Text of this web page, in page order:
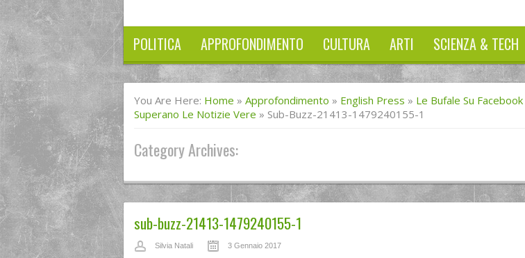
POLITICA APPROFONDIMENTO CULTURA ARTI SCIENZA & TECH
You Are Here: Home » Approfondimento » English Press » Le Bufale Su Facebook
Superano Le Notizie Vere » Sub-Buzz-21413-1479240155-1
Category Archives:
sub-buzz-21413-1479240155-1
Silvia Natali 3 Gennaio 2017